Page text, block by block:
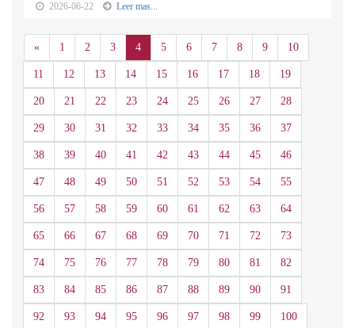
2026-06-22 Leer mas...
«Anterior
1 2 3 4 5 6 7 8 9 10
11 12 13 14 15 16 17 18 19
20 21 22 23 24 25 26 27 28
29 30 31 32 33 34 35 36 37
38 39 40 41 42 43 44 45 46
47 48 49 50 51 52 53 54 55
56 57 58 59 60 61 62 63 64
65 66 67 68 69 70 71 72 73
74 75 76 77 78 79 80 81 82
83 84 85 86 87 88 89 90 91
92 93 94 95 96 97 98 99 100